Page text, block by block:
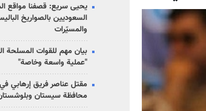
يحيى سريع: قصفنا مواقع
السعوديين بالصواريخ
والمسيّرات
بيان مهم للقوات المسلحة
"عملية واسعة وخاصة"
مقتل عناصر فريق إرهابي
محافظة سيستان